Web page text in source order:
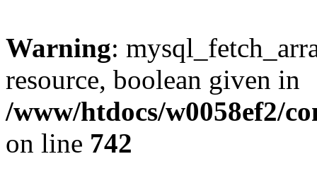
Warning:
resource, boolean given in
/www/htdocs/w0058ef2/
on line 742